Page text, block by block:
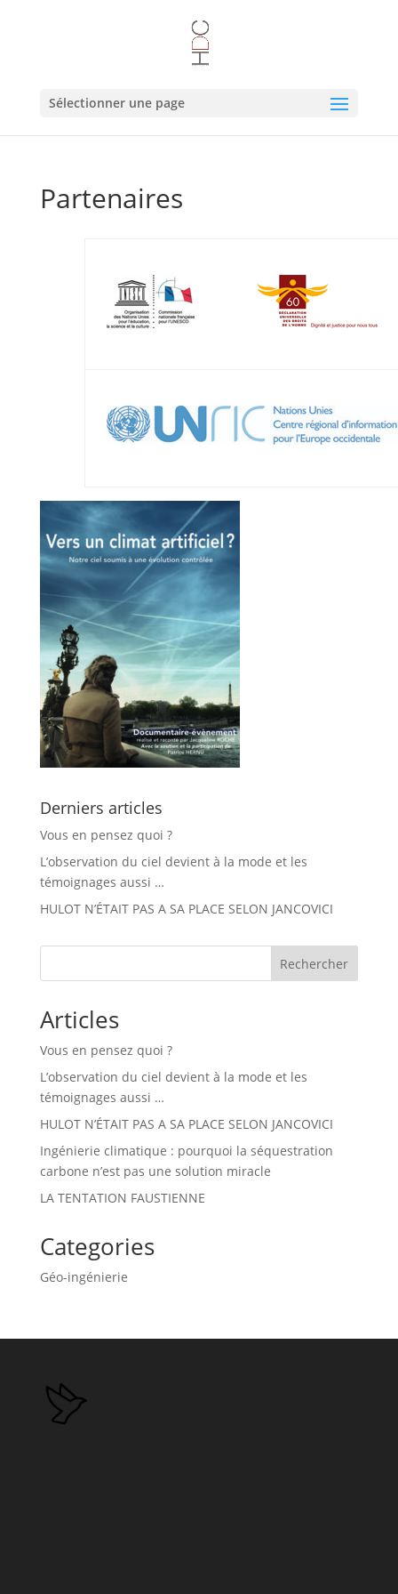
Sélectionner une page
Partenaires
Derniers articles
Vous en pensez quoi ?
L’observation du ciel devient à la mode et les
témoignages aussi …
HULOT N’ÉTAIT PAS A SA PLACE SELON JANCOVICI
Rechercher
Articles
Vous en pensez quoi ?
L’observation du ciel devient à la mode et les
témoignages aussi …
HULOT N’ÉTAIT PAS A SA PLACE SELON JANCOVICI
Ingénierie climatique : pourquoi la séquestration
carbone n’est pas une solution miracle
LA TENTATION FAUSTIENNE
Categories
Géo-ingénierie